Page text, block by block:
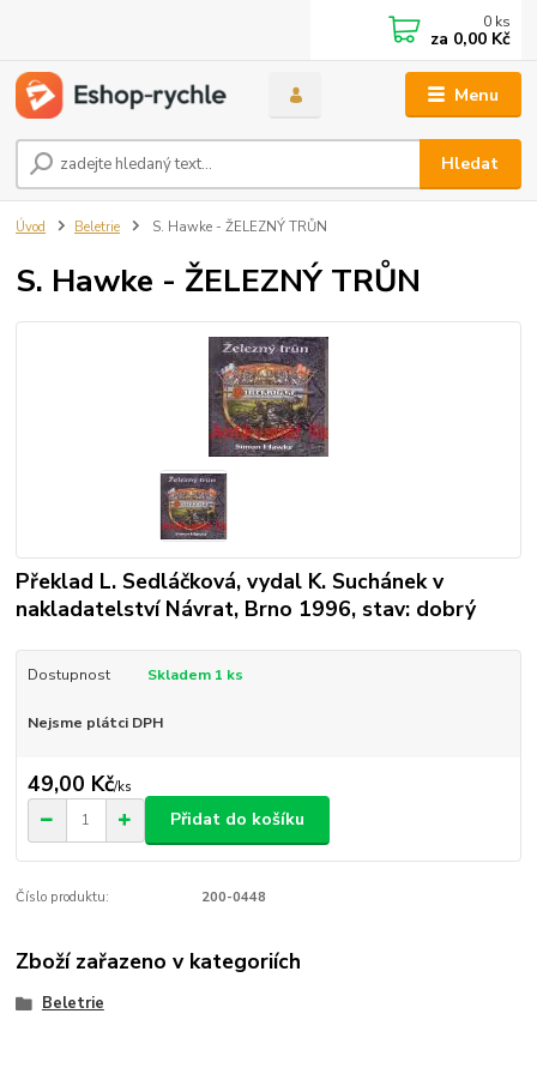
Menu
Hledat
0 ks
za 0,00 Kč
Úvod Beletrie S. Hawke - ŽELEZNÝ TRŮN
S. Hawke - ŽELEZNÝ TRŮN
Překlad L. Sedláčková, vydal K. Suchánek v
nakladatelství Návrat, Brno 1996, stav: dobrý
Dostupnost Skladem 1 ks
Nejsme plátci DPH
49,00 Kč/ks
Přidat do košíku
Číslo produktu: 200-0448
Zboží zařazeno v kategoriích
Beletrie